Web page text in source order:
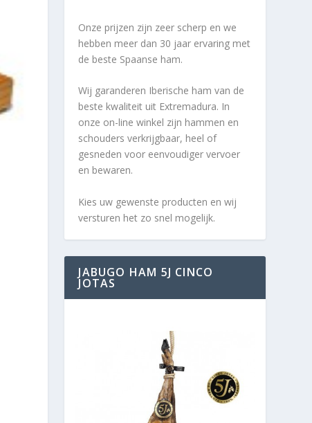
Onze prijzen zijn zeer scherp en we
hebben meer dan 30 jaar ervaring met
de beste Spaanse ham.
Wij garanderen Iberische ham van de
beste kwaliteit uit Extremadura. In
onze on-line winkel zijn hammen en
schouders verkrijgbaar, heel of
gesneden voor eenvoudiger vervoer
en bewaren.
Kies uw gewenste producten en wij
versturen het zo snel mogelijk.
JABUGO HAM 5J CINCO
JOTAS